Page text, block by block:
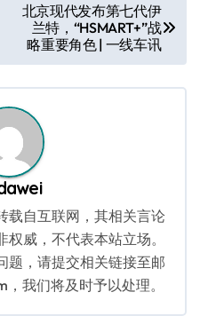
北京现代发布第七代伊
兰特，“HSMART+”战
略重要角色 | 一线车讯
载自互联网，其相关言论
威，不代表本站立场。
题，请提交相关链接至邮
我们将及时予以处理。